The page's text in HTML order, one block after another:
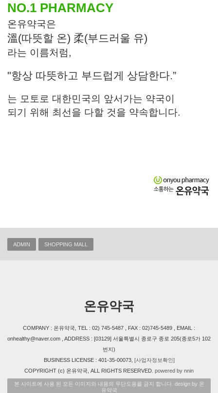
NO.1 PHARMACY
온유약국은
溫(따뜻할 온) 柔(부드러울 유)
라는 이름처럼,
"항상 따뜻하고 부드럽게 상담한다.”
는 모토로 대한민국의 앞서가는 약국이
되기 위해 최선을 다할 것을 약속합니다.
ADMIN SHOPPING MALL
온유약국
COMPANY : 온유약국, TEL : 02) 745-5487 , FAX : 02)745-5489 , EMAIL :
onhealthy@naver.com , ADDRESS : [03129] 서울특별시 종로구 종로 205(종로5가 102
번지)
BUSINESS LICENSE : 401-35-00073, [사업자정보확인]
COPYRIGHT (c) 온유약국, ALL RIGHTS RESERVED. powered by nnin
본 사이트에 사용 된 모든 이미지와 내용의 무단도용을 금지 합니다. design by 온
유약국